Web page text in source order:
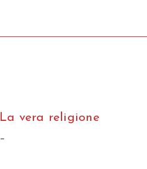
La vera religione
–